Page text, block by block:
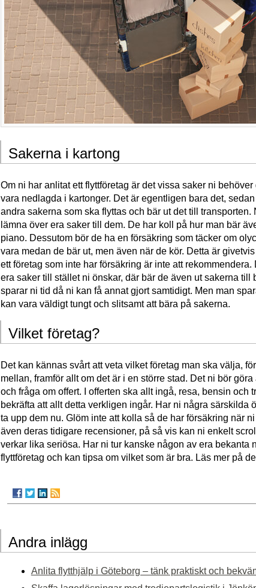
Sakerna i kartong
Om ni har anlitat ett flyttföretag är det vissa saker ni
vara nedlagda i kartonger. Det är egentligen bara det,
andra sakerna som ska flyttas och bär ut det till transporten.
lämna över era saker till dem. De har koll på hur man bär
piano. Dessutom bör de ha en försäkring som täcker om
vara medan de bär ut, men även när de kör. Detta är
ett företag som inte har försäkring är inte att
era saker till stället ni önskar, där bär de även ut sakerna till
sparar ni tid då ni kan få annat gjort samtidigt. Men man
kan vara väldigt tungt och slitsamt att bära på sakerna.
Vilket företag?
Det kan kännas svårt att veta vilket företag man ska välja,
mellan, framför allt om det är i en större stad. Det ni bör
och fråga om offert. I offerten ska allt ingå, resa, bensin och
bekräfta att allt detta verkligen ingår. Har ni några särskilda
ta upp dem nu. Glöm inte att kolla så de har försäkring när
även deras tidigare recensioner, på så vis kan ni enkelt
verkar lika seriösa. Har ni tur kanske någon av era bekanta
flyttföretag och kan tipsa om vilket som är bra. Läs mer på
Andra inlägg
Anlita flytthjälp i Göteborg – tänk praktiskt och